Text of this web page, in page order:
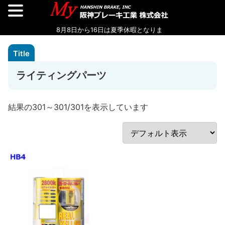
ライティングパーツ
結果の301～301/301を表示しています